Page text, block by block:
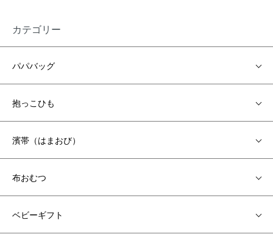
カテゴリー
パパバッグ
抱っこひも
濱帯（はまおび）
布おむつ
ベビーギフト